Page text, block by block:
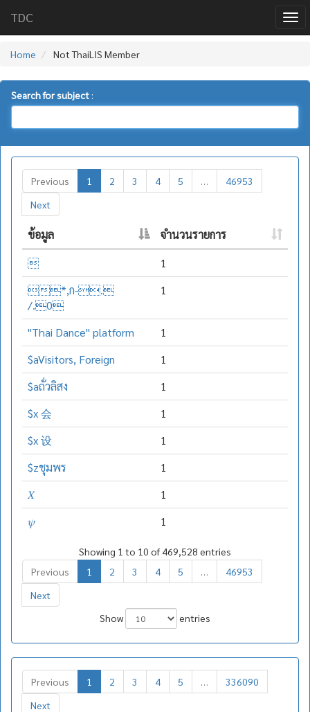
TDC
Home Not ThaiLIS Member
Search for subject :
Previous 1 2 3 4 5 …
46953
Next
ข้อมูล
จำนวนรายการ

1
*,ก-.
/.0
1
"Thai Dance" platform
1
$aVisitors, Foreign
1
$aถั่วลิสง
1
$x 会
1
$x 设
1
$zชุมพร
1
𝑋
1
𝜓
1
Showing 1 to 10 of 469,528 entries
Previous
1 2 3 4 5 …
46953
Next
Show
entries
Previous 1 2 3 4 5 …
336090
Next